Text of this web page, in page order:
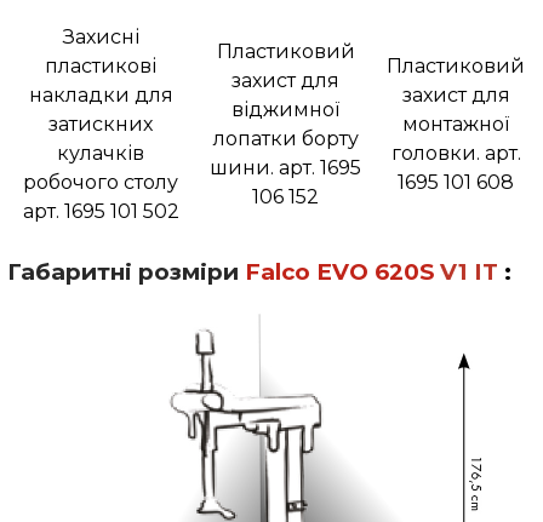
Захисні
пластикові
накладки для
затискних
кулачків
робочого столу
арт. 1695 101 502
Пластиковий
захист для
віджимної
лопатки борту
шини. арт. 1695
106 152
Пластиковий
захист для
монтажної
головки. арт.
1695 101 608
Габаритні розміри Falco EVO 620S V1 IT :